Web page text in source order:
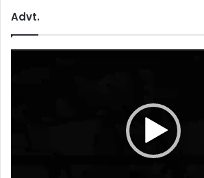
Advt.